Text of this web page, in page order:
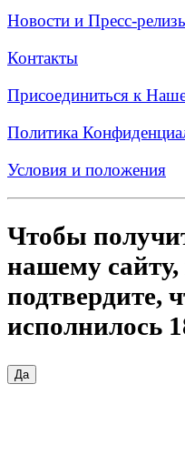
Новости и Пресс-
Контакты
Присоединиться к
Политика
Условия и положения
Чтобы
нашему
подтвердите,
исполнилось
Да